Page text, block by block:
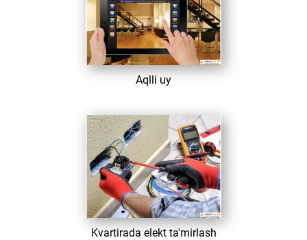
​ Aqlli uy
​ Kvartirada elekt ta'mirlash